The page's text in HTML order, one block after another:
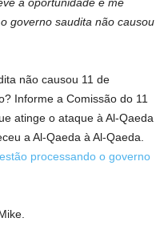
governo saudita não causou
não causou 11 de
Informe a Comissão do 11
atinge o ataque à Al-Qaeda
a Al-Qaeda à Al-Qaeda.
processando o governo